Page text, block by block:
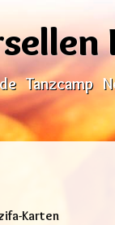
Tanzcamp
Karten